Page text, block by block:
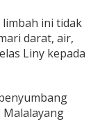
ini tidak
darat, air,
Liny kepada